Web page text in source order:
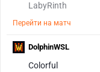
LabyRinth
Перейти на матч
Colorful
DolphinWSL